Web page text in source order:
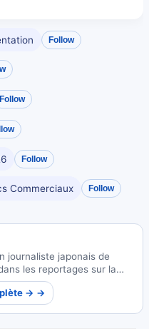
Follow
Follow
Follow
Commerciaux Follow
journaliste japonais de
les reportages sur la
particulière dans les
de startups au
→ →